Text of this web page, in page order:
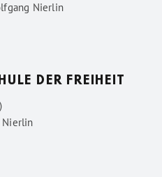
Nierlin
DER FREIHEIT
Nierlin